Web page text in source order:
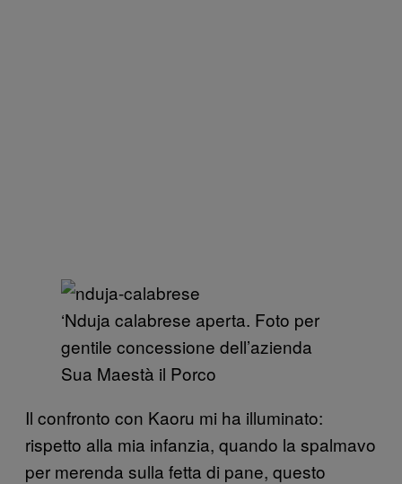
‘Nduja calabrese aperta. Foto per
gentile concessione dell’azienda
Sua Maestà il Porco
Il confronto con Kaoru mi ha illuminato:
rispetto alla mia infanzia, quando la spalmavo
per merenda sulla fetta di pane, questo